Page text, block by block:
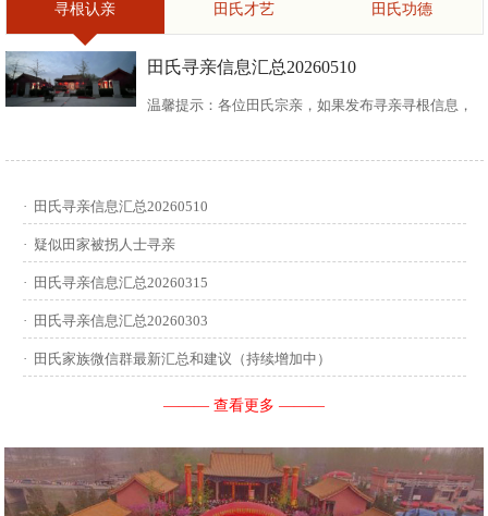
寻根认亲 田氏才艺 田氏功德
田氏寻亲信息汇总20260510
温馨提示：各位田氏宗亲，如果发布寻亲寻根信息，
讳，迁居前字辈和迁居后历次新续的字辈，分迁族人
迁居地，因何原因迁居等。最后别忘了留下联系人和
联系方式。 没有家谱的问问族中老年人口耳相传的信
息有哪些，有家谱请把家谱中的信息简...
· 田氏寻亲信息汇总20260510
· 疑似田家被拐人士寻亲
· 田氏寻亲信息汇总20260315
· 田氏寻亲信息汇总20260303
· 田氏家族微信群最新汇总和建议（持续增加中）
——— 查看更多 ———